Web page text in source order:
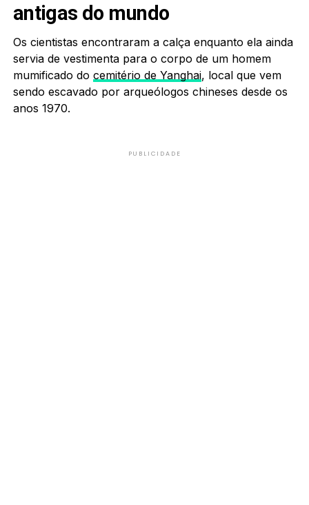
antigas do mundo
Os cientistas encontraram a calça enquanto ela ainda
servia de vestimenta para o corpo de um homem
mumificado do cemitério de Yanghai, local que vem
sendo escavado por arqueólogos chineses desde os
anos 1970.
PUBLICIDADE